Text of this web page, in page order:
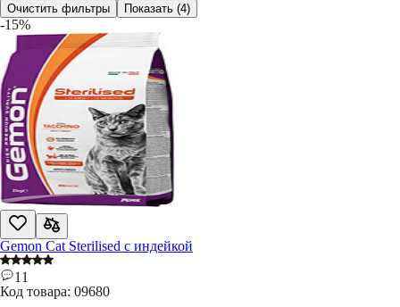
Очистить фильтры Показать (4)
-15%
Gemon Cat Sterilised с индейкой
11
Код товара: 09680